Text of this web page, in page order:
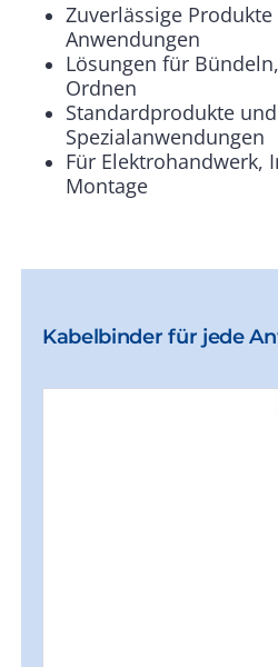
Zuverlässige
Anwendungen
Lösungen für
Ordnen
Standardprodukte und
Spezialanwendungen
Für Elektrohandwerk,
Montage
Kabelbinder für jede